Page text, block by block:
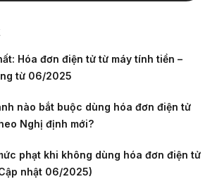
Hóa đơn điện tử từ máy tính tiền –
từ 06/2025
nào bắt buộc dùng hóa đơn điện tử
Nghị định mới?
phạt khi không dùng hóa đơn điện tử
nhật 06/2025)